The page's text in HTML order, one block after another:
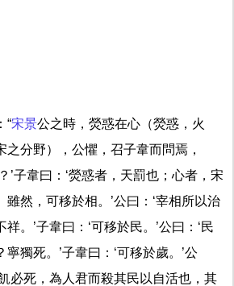
“宋景公之時，熒惑在心（熒惑，火
分野），公懼，召子韋而問焉，
’子韋曰：‘熒惑者，天罰也；心者，宋
然，可移於相。’公曰：‘宰相所以治
。’子韋曰：‘可移於民。’公曰：‘民
獨死。’子韋曰：‘可移於歲。’公
必死，為人君而殺其民以自活也，其